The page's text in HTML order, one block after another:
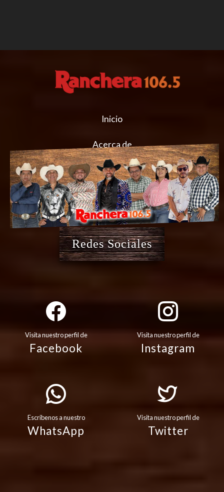
Inicio
Acerca de
Redes Sociales
Visita nuestro perfil de
Facebook
Visita nuestro perfil de
Instagram
Escribenos a nuestro
WhatsApp
Visita nuestro perfil de
Twitter